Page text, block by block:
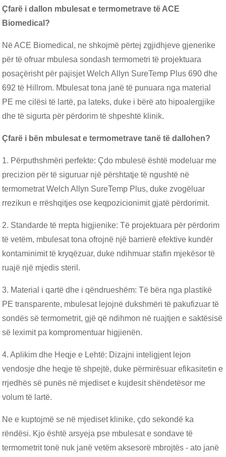
Çfarë i dallon mbulesat e termometrave të ACE
Biomedical?
Në ACE Biomedical, ne shkojmë përtej zgjidhjeve gjenerike
për të ofruar mbulesa sondash termometri të projektuara
posaçërisht për pajisjet Welch Allyn SureTemp Plus 690 dhe
692 të Hillrom. Mbulesat tona janë të punuara nga material
PE me cilësi të lartë, pa lateks, duke i bërë ato hipoalergjike
dhe të sigurta për përdorim të shpeshtë klinik.
Çfarë i bën mbulesat e termometrave tanë të dallohen?
1. Përputhshmëri perfekte: Çdo mbulesë është modeluar me
precizion për të siguruar një përshtatje të ngushtë në
termometrat Welch Allyn SureTemp Plus, duke zvogëluar
rrezikun e rrëshqitjes ose keqpozicionimit gjatë përdorimit.
2. Standarde të rrepta higjienike: Të projektuara për përdorim
të vetëm, mbulesat tona ofrojnë një barrierë efektive kundër
kontaminimit të kryqëzuar, duke ndihmuar stafin mjekësor të
ruajë një mjedis steril.
3. Material i qartë dhe i qëndrueshëm: Të bëra nga plastikë
PE transparente, mbulesat lejojnë dukshmëri të pakufizuar të
sondës së termometrit, gjë që ndihmon në ruajtjen e saktësisë
së leximit pa kompromentuar higjienën.
4. Aplikim dhe Heqje e Lehtë: Dizajni inteligjent lejon
vendosje dhe heqje të shpejtë, duke përmirësuar efikasitetin e
rrjedhës së punës në mjediset e kujdesit shëndetësor me
volum të lartë.
Ne e kuptojmë se në mjediset klinike, çdo sekondë ka
rëndësi. Kjo është arsyeja pse mbulesat e sondave të
termometrit tonë nuk janë vetëm aksesorë mbrojtës - ato janë